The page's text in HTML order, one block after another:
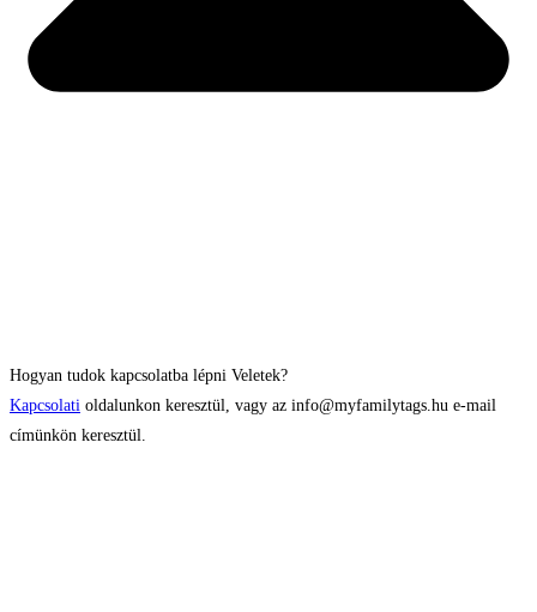
Hogyan tudok kapcsolatba lépni Veletek?
Kapcsolati oldalunkon keresztül, vagy az info@myfamilytags.hu e-mail
címünkön keresztül.